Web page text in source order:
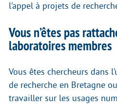
l’appel à projets de
Vous n’êtes pas
laboratoires membres
Vous êtes chercheurs dans
de recherche en Bretagne
travailler sur les usages